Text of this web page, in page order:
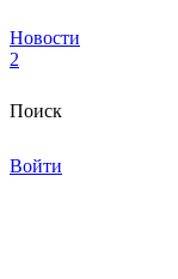
Новости
2
Поиск
Войти